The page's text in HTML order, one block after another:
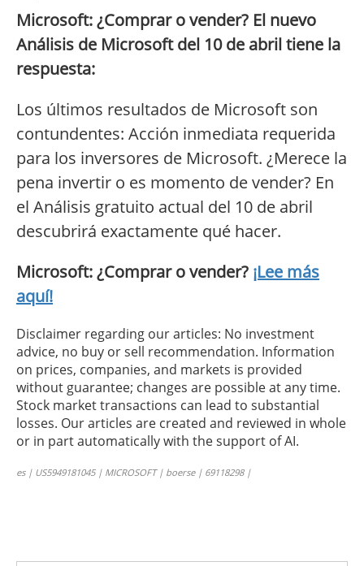
Microsoft: ¿Comprar o vender? El nuevo
Análisis de Microsoft del 10 de abril tiene la
respuesta:
Los últimos resultados de Microsoft son
contundentes: Acción inmediata requerida
para los inversores de Microsoft. ¿Merece la
pena invertir o es momento de vender? En
el Análisis gratuito actual del 10 de abril
descubrirá exactamente qué hacer.
Microsoft: ¿Comprar o vender? ¡Lee más
aquí!
Disclaimer regarding our articles: No investment
advice, no buy or sell recommendation. Information
on prices, companies, and markets is provided
without guarantee; changes are possible at any time.
Stock market transactions can lead to substantial
losses. Our articles are created and reviewed in whole
or in part automatically with the support of AI.
es | US5949181045 | MICROSOFT | boerse | 69118298 |